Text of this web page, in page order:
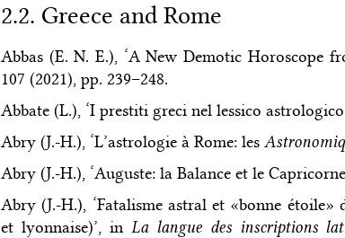
2.2. Greece and Rome
Abbas (E. N. E.), ‘A New Demotic Horoscope
107 (2021), pp. 239–248.
Abbate (L.), ‘I prestiti greci nel lessico
Abry (J.-H.), ‘L’astrologie à Rome: les
Abry (J.-H.), ‘Auguste: la Balance et le
Abry (J.-H.), ‘Fatalisme astral et «bonne
et lyonnaise)’, in La langue des inscriptions